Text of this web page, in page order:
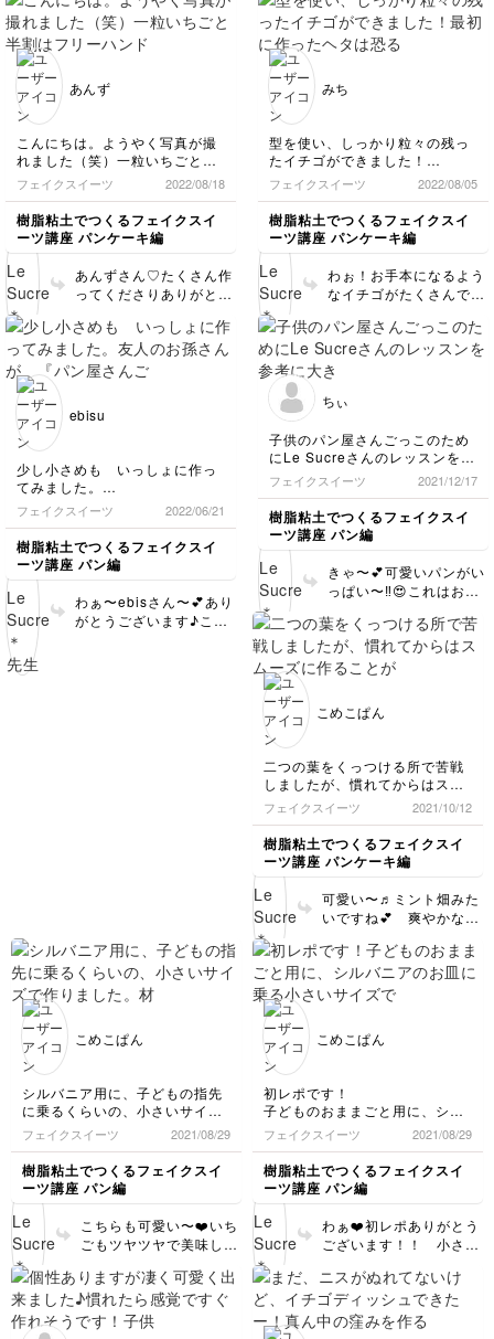
りがとうございました😊
作ってくださいね😊娘ち
ゃんによろしくお伝えく
ださい♪ どうもありがと
ですが、お写真で見る限
りちょうど良い感じに見
新鮮なブルーベリーであ
じですよ👍❤️ そうなん
です…茶色が入るだけ
で、グッとリアルになり
ますよね♪ 今回も可愛く
作ってくださってありが
とうございました😊
あんず
こんにちは。ようやく写真が撮
れました（笑）一粒いちごと半
割はフリーハンドで作っていま
すが、気に入った形に仕上がら
ず、また次の着色が待機してま
す。成形時に "シュッ♪"とした
形に整えるのですが、乾かして
いる時に重みで⤵︎下がってきて、
いつもぷっくらいちごになって
しまいす。スライスと輪切りは
型を追加で購入して作りまし
た。（フリーハンドではエッジ
が上手くいかなくて断念）
今回の塗料、滑りも良く乾いた
後のベタ付きがなくとても良い
ですね！ただ、いちごの着色は
とても難しいです。
いちご作りはまだまだ続けま
す。
フェイクスイーツ 2022/08/18
樹脂粘土でつくるフェイクスイ
ーツ講座 パンケーキ編
あんずさん♡たくさん作
ってくださりありがとう
ちゃお上手ですね❤️❤️
フリーハンドのイチゴた
ち、クオリテイーが高く
にシュッとしていても、
かります〜！！😆私もよ
くありますよ！ 今度作
る時は、わざとらしいぐ
らいシュッとさせると良
いかもしれませんね😊💕
スライスと輪切りは、型
を使用されたんですね♪
これがあると量産も楽な
ので、ぜひいっぱい作っ
てくださいね♪ 塗料の
みち
型を使い、しっかり粒々の残っ
たイチゴができました！
最初に作ったヘタは恐る恐る伸
ばしたので少し厚めにできたの
ですが色がしっかりヘタらし
く、二つ目以降はしっかり伸ば
したけど、色が薄くなってしま
いました。
ヘタよりの部分も白いところが
多く残ってるものもできてしま
いました。
前の絵の具よりも簡単に綺麗に
グラデーションができてびっく
りしました。
型から抜く時にどうしてもヒ
ダ？みたいなものがうまく取れ
ず、裏技もやってみましたが何
かが違うのか、綺麗に取り除く
のができきれないところもあり
ました。
前回とは違う作り方でまた楽し
くできました！
これなら、量産も頑張れそうで
す！
フェイクスイーツ 2022/08/05
樹脂粘土でつくるフェイクスイ
ーツ講座 パンケーキ編
わぉ！お手本になるよう
なイチゴがたくさんでき
ゃくちゃお上手です！
ヘタも綺麗にできました
ね✨本物みたいです😊💕
しやすくなったと聞い
後も、フルーツの着色は
この塗料を使いますの
で、ぜひご活用ください
ね😊 これだけ上手に作
れるようになると、量産
も楽しくできそうですね
もありがとうございまし
た！
ebisu
少し小さめも いっしょに作っ
てみました。
友人のお孫さんが 『パン屋さ
んごっこで遊びたい❗️』と言って
くれたのが嬉しかったです😊
フェイクスイーツ 2022/06/21
樹脂粘土でつくるフェイクスイ
ーツ講座 パン編
わぁ〜ebisさん〜💕あり
がとうございます♪こん
れたのが伝わってきます
👏 こんなに素敵に作っ
てくださって、ありがと
うございました😊❤️ ま
写真見せてくださいね♪
ちぃ
子供のパン屋さんごっこのため
にLe Sucreさんのレッスンを参
考に大きめサイズで色々作って
みました。
不器用なので、多少いびつです
が、、子供は毎日のように遊ん
でます✨
今度はケーキにも挑戦してみた
いです。
フェイクスイーツ 2021/12/17
樹脂粘土でつくるフェイクスイ
ーツ講座 パン編
きゃ〜💕可愛いパンがい
っぱい〜‼️😍これはお子
なしですね❤️ １個１個
のクオリティーも素晴ら
しいです👏👏👏 特にカ
りにもお上手でびっくり
しました‼️ ママの愛情の
んて、お子さんも幸せで
すね♪ とっても器用でお
上手なので、ケーキにも
ぜひチャレンジして頂き
たいです‼️また素敵なお
写真を楽しみにしていま
すね♪ ありがとうござい
ました❤️😊
こめこぱん
二つの葉をくっつける所で苦戦
しましたが、慣れてからはスム
ーズに作ることが出来ました😊
色が少し薄くなってしまいまし
たが、小さくて可愛いです💕
フェイクスイーツ 2021/10/12
樹脂粘土でつくるフェイクスイ
ーツ講座 パンケーキ編
可愛い〜♬ミント畑みた
いですね💕 爽やかな良
🌱🌱 2枚の葉っぱをくっ
つけるのは難しいです
が、たくさん頑張りまし
は、目立たないですがス
イーツを引き立てる影の
テムなので、ぜひお時間
のある時にいっぱい作っ
てストックしておいてく
ださいね♬
こめこぱん
シルバニア用に、子どもの指先
に乗るくらいの、小さいサイズ
で作りました。材料は間に合わ
せで100均で揃えて、粉砂糖は
重曹を使いましたが、小さいか
らかごまかしが効いて可愛く見
えて、とても気に入っています
😂
いちごの着色が上手くいかず、
プラムを重ねた時にハッキリ色
が分かれてしまったので、次回
はもっと自然に着色できるよう
に頑張りたいです！
フェイクスイーツ 2021/08/29
樹脂粘土でつくるフェイクスイ
ーツ講座 パン編
こちらも可愛い〜❤️いち
ごもツヤツヤで美味しそ
感が、この小ささでよく
表現できましたね👏サク
サク感が出ていてとって
こめこぱん
初レポです！
子どものおままごと用に、シル
バニアのお皿に乗る小さいサイ
ズで作りました。初心者かつと
ても不器用なのですが、丁寧で
わかりやすいレッスンのおかげ
で、可愛く作ることができて嬉
しいです＊^^＊
次は普通のサイズに挑戦して、
パンシリーズを制覇したいで
す！
フェイクスイーツ 2021/08/29
樹脂粘土でつくるフェイクスイ
ーツ講座 パン編
わぁ❤️初レポありがとう
ございます！！ 小さい
本当に可愛いです❤️ 私
も最初に粘土に挑戦した
頃は、娘のシルバニア用